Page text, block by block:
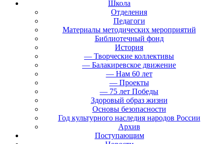
Школа
Отделения
Педагоги
Материалы методических мероприятий
Библиотечный фонд
История
— Творческие коллективы
— Балакиревское движение
— Нам 60 лет
— Проекты
— 75 лет Победы
Здоровый образ жизни
Основы безопасности
Год культурного наследия народов России
Архив
Поступающим